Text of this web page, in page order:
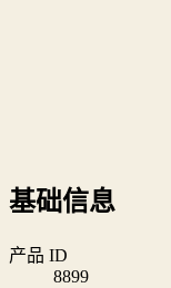
基础信息
产品 ID
8899